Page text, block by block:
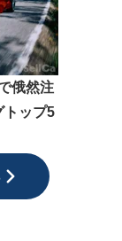
俄然注
ップ5